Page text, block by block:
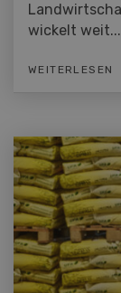
wickelt weit...
WEITERLESEN